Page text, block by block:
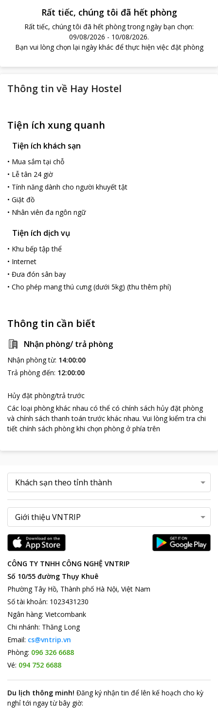
Rất tiếc, chúng tôi đã hết phòng
Rất tiếc, chúng tôi đã hết phòng trong ngày bạn chọn:
09/08/2026 - 10/08/2026.
Bạn vui lòng chọn lại ngày khác để thực hiện việc đặt phòng
Thông tin về Hay Hostel
Tiện ích xung quanh
Tiện ích khách sạn
• Mua sắm tại chỗ
• Lễ tân 24 giờ
• Tính năng dành cho người khuyết tật
• Giặt đồ
• Nhân viên đa ngôn ngữ
Tiện ích dịch vụ
• Khu bếp tập thể
• Internet
• Đưa đón sân bay
• Cho phép mang thú cưng (dưới 5kg) (thu thêm phí)
Thông tin cần biết
Nhận phòng/ trả phòng
Nhận phòng từ: 14:00:00
Trả phòng đến: 12:00:00
Hủy đặt phòng/trả trước
Các loại phòng khác nhau có thể có chính sách hủy đặt phòng
và chính sách thanh toán trước khác nhau. Vui lòng kiểm tra chi
tiết chính sách phòng khi chọn phòng ở phía trên
CÔNG TY TNHH CÔNG NGHỆ VNTRIP
Số 10/55 đường Thụy Khuê
Phường Tây Hồ, Thành phố Hà Nội, Việt Nam
Số tài khoản: 1023431230
Ngân hàng: Vietcombank
Chi nhánh: Thăng Long
Email: cs@vntrip.vn
Phòng: 096 326 6688
Vé: 094 752 6688
Du lịch thông minh! Đăng ký nhận tin để lên kế hoạch cho kỳ
nghỉ tới ngay từ bây giờ: